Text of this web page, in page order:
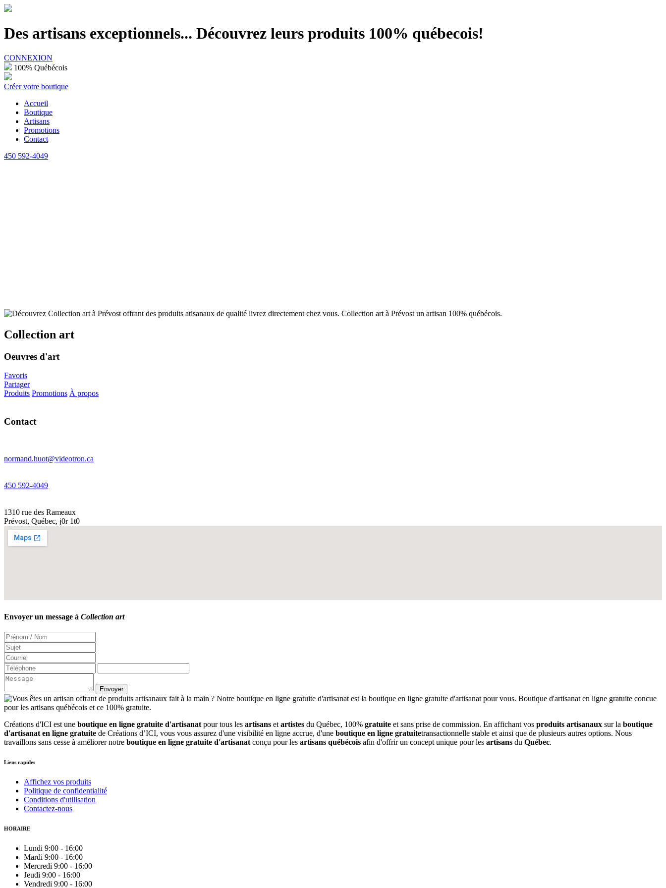
Des artisans exceptionnels... Découvrez leurs produits 100% québecois!
CONNEXION
100% Québécois
Créer votre boutique
Accueil
Boutique
Artisans
Promotions
Contact
450 592-4049
Collection art
Oeuvres d'art
Favoris
Partager
Produits Promotions À propos
Contact
normand.huot@videotron.ca
450 592-4049
1310 rue des Rameaux
Prévost, Québec, j0r 1t0
Envoyer un message à Collection art
Créations d'ICI est une boutique en ligne gratuite d'artisanat pour tous les artisans et artistes du Québec, 100% gratuite et sans prise de commission. En affichant vos produits artisanaux sur la boutique
d'artisanat en ligne gratuite de Créations d’ICI, vous vous assurez d'une visibilité en ligne accrue, d'une boutique en ligne gratuitetransactionnelle stable et ainsi que de plusieurs autres options. Nous
travaillons sans cesse à améliorer notre boutique en ligne gratuite d'artisanat conçu pour les artisans québécois afin d'offrir un concept unique pour les artisans du Québec.
Liens rapides
Affichez vos produits
Politique de confidentialité
Conditions d'utilisation
Contactez-nous
HORAIRE
Lundi 9:00 - 16:00
Mardi 9:00 - 16:00
Mercredi 9:00 - 16:00
Jeudi 9:00 - 16:00
Vendredi 9:00 - 16:00